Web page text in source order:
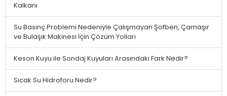
Kalkanı
Su Basınç Problemi Nedeniyle Çalışmayan Şofben, Çamaşır
ve Bulaşık Makinesi İçin Çözüm Yolları
Keson Kuyu ile Sondaj Kuyuları Arasındaki Fark Nedir?
Sıcak Su Hidroforu Nedir?